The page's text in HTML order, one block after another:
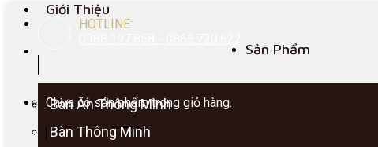
HOTLINE:
Chưa có sản phẩm trong giỏ hàng.
Giới Thiệu
Sản Phẩm
Bàn Ăn Thông Minh
Bàn Thông Minh